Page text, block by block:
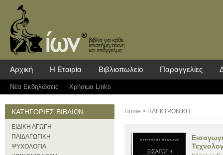
Αρχική Η Εταιρία Βιβλιοπωλείο Παραγγελίες
Νέα Eκδηλώσεις Χρήσιμα Links
ΚΑΤΗΓΟΡΙΕΣ ΒΙΒΛΙΩΝ
ΕΙΔΙΚΗ ΑΓΩΓΗ
ΠΑΙΔΑΓΩΓΙΚΗ
ΨΥΧΟΛΟΓΙΑ
Home > ΗΛΕΚΤΡΟΝΙΚΗ